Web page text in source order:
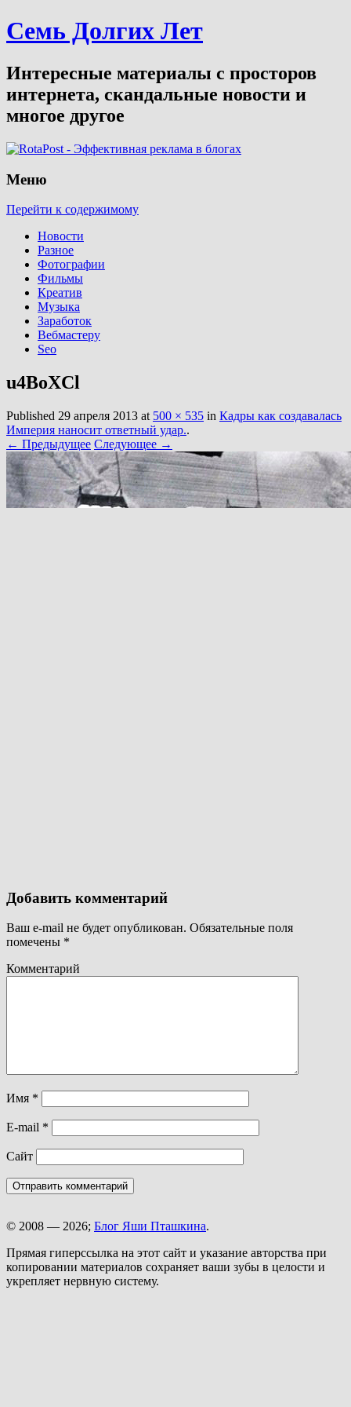
Семь Долгих Лет
Интересные материалы с просторов
интернета, скандальные новости и
многое другое
Меню
Перейти к содержимому
Новости
Разное
Фотографии
Фильмы
Креатив
Музыка
Заработок
Вебмастеру
Seo
u4BoXCl
Published 29 апреля 2013 at 500 × 535 in Кадры как создавалась
Империя наносит ответный удар..
← Предыдущее Следующее →
Добавить комментарий
Ваш e-mail не будет опубликован. Обязательные поля
помечены *
Комментарий
Имя *
E-mail *
Сайт
© 2008 — 2026; Блог Яши Пташкина.
Прямая гиперссылка на этот сайт и указание авторства при
копировании материалов сохраняет ваши зубы в целости и
укрепляет нервную систему.